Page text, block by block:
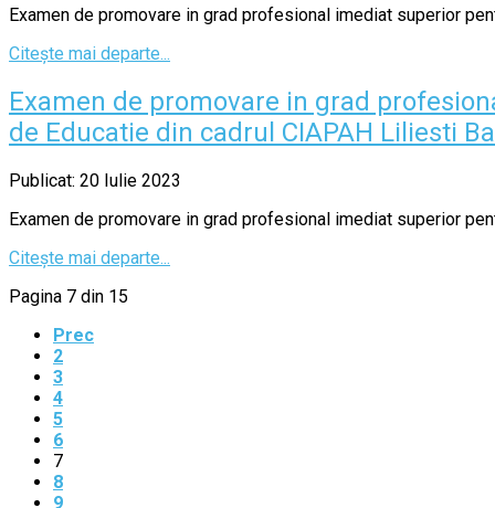
Examen de promovare in grad profesional imediat superior
Citește mai departe...
Examen de promovare in grad
de Educatie din cadrul CIAPAH Liliesti
Publicat: 20 Iulie 2023
Examen de promovare in grad profesional imediat superior
Citește mai departe...
Pagina 7 din 15
Prec
2
3
4
5
6
7
8
9